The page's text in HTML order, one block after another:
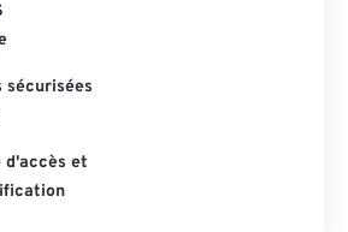
sécurisées
d'accès et